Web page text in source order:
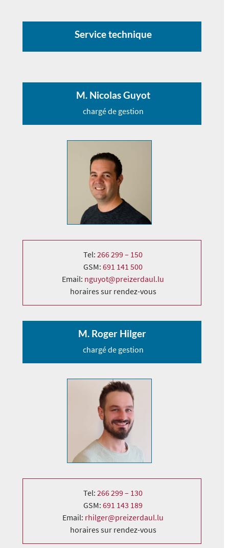
Service technique
M. Nicolas Guyot
chargé de gestion
Tel:266 299 – 150
GSM:691 141 500
Email: nguyot@preizerdaul.lu
horaires sur rendez-vous
M. Roger Hilger
chargé de gestion
Tel:266 299 – 130
GSM:691 143 189
Email: rhilger@preizerdaul.lu
horaires sur rendez-vous